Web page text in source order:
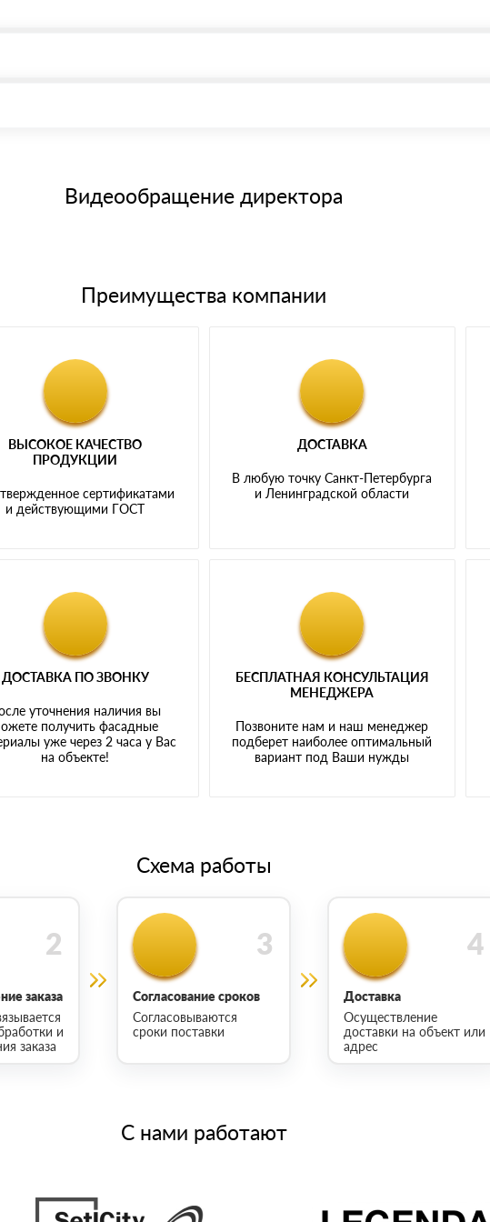
банковским картам
Видеообращение директора
Преимущества компании
ВЫСОКОЕ КАЧЕСТВО
ПРОДУКЦИИ
сертификатами
и действующими ГОСТ
ДОСТАВКА
В любую точку Санкт-Петербурга
и Ленинградской области
ДОСТАВКА ПО ЗВОНКУ
уточнения наличия вы
получить фасадные
уже через 2 часа у Вас
на объекте!
БЕСПЛАТНАЯ КОНСУЛЬТАЦИЯ
МЕНЕДЖЕРА
Позвоните нам и наш менеджер
подберет наиболее оптимальный
вариант под Ваши нужды
Схема работы
заказа
и
заказа
Согласование сроков
Согласовываются
сроки поставки
Доставка
Осуществление
доставки на объект или
адрес
С нами работают